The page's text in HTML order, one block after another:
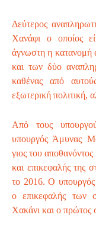
Δεύτερος
Χανάφι ο οποίος
άγνωστη η κατανομή
και των δύο
καθένας από
εξωτερική πολιτική,
Από τους
υπουργός Άμυνας
γιος του
και επικεφαλής της
το 2016. Ο υπουργός
ο επικεφαλής των
Χακάνι και ο πρώτος